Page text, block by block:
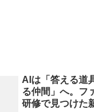
AIは「答える道
る仲間」へ。フ
研修で見つけた